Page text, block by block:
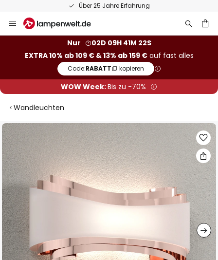
Über 25 Jahre Erfahrung
Inhalt
Nur
02D 09H 41M 21S
EXTRA 10% ab 109 € & 13% ab 159 €auf fast alles
Code:RABATT kopieren
WOW Week:Bis zu -70%
Wandleuchten
Zum
Ende
der
Bildgalerie
springen